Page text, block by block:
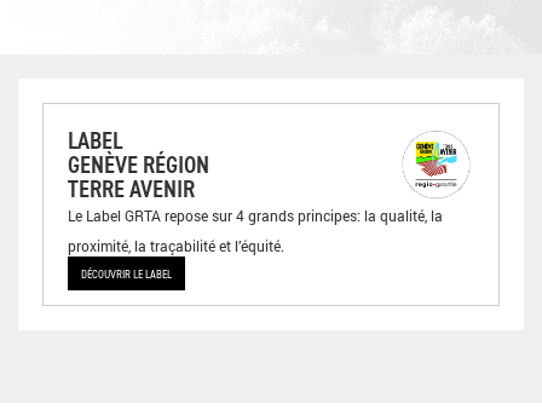
LABEL
GENÈVE RÉGION
TERRE AVENIR
Le Label GRTA repose sur 4 grands principes: la qualité, la
proximité, la traçabilité et l’équité.
DÉCOUVRIR LE LABEL